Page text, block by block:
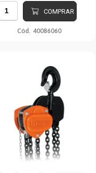
COMPRAR
Cód. 40086060